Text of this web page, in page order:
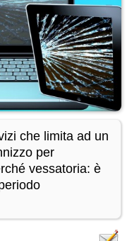
che limita ad un
per
vessatoria: è